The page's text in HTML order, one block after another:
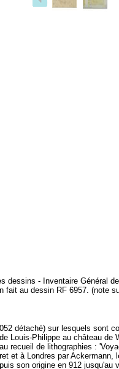
dessins - Inventaire Général
fait au dessin RF 6957. (note
détaché) sur lesquels sont
Louis-Philippe au château de
recueil de lithographies :
et à Londres par Ackermann,
son origine en 912 jusqu'au